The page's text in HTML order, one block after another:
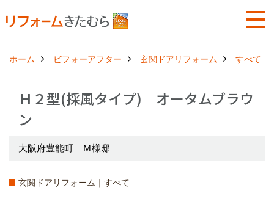
ホーム ビフォーアフター 玄関ドアリフォーム すべて
Ｈ２型(採風タイプ) オータムブラウ
ン
大阪府豊能町 Ｍ様邸
玄関ドアリフォーム｜すべて